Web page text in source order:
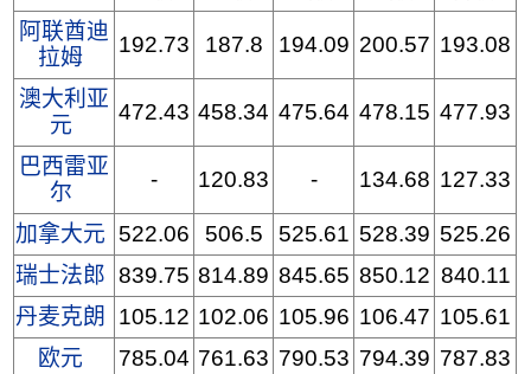
阿联酋迪
拉姆
192.73 187.8 194.09 200.57 193.08
澳大利亚
元
472.43 458.34 475.64 478.15 477.93
巴西雷亚
尔
- 120.83 - 134.68 127.33
加拿大元 522.06 506.5 525.61 528.39 525.26
瑞士法郎 839.75 814.89 845.65 850.12 840.11
丹麦克朗
105.12 102.06 105.96 106.47 105.61
欧元
785.04 761.63 790.53 794.39 787.83